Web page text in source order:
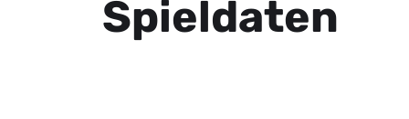
Spieldaten